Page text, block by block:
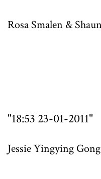
Rosa Smalen &
"18:53 23-01-2011"
Jessie Yingying